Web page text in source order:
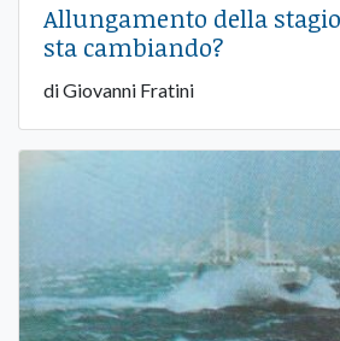
Allungamento della
sta cambiando?
di Giovanni Fratini